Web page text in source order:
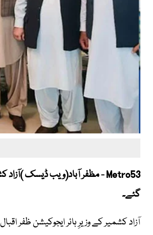
گئے۔
آزاد کشمیر کے وزیرِ ہائر ایجوکیشن ظفر اقبال ملک سمیت 9 وزراء نے یکے بعد دیگرے پیپلز